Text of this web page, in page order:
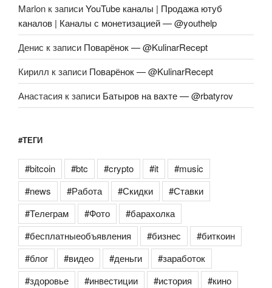
Marlon к записиYouTube каналы | Продажа ютуб
каналов | Каналы с монетизацией — @youthelp
Денис к записи Поварёнок — @KulinarRecept
Кирилл к записи Поварёнок — @KulinarRecept
Анастасия к записи Батыров на вахте — @rbatyrov
#ТЕГИ
#bitcoin #btc #crypto #it
#music
#news
#Работа #Скидки
#Ставки
#Телеграм
#Фото
#барахолка
#бесплатныеобъявления
#бизнес
#биткоин
#блог
#видео #деньги
#заработок
#здоровье
#инвестиции #история
#кино